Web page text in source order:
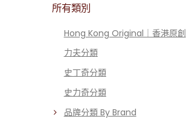
所有類別
Hong Kong Original｜香港原創
力夫分類
史丁奇分類
史力奇分類
品牌分類 By Brand